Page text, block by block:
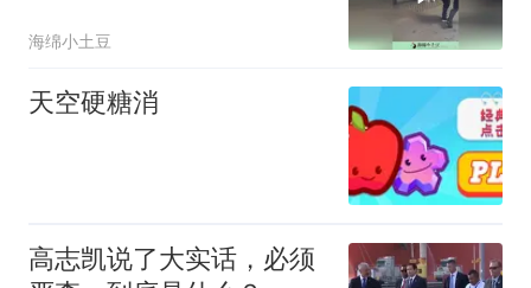
海绵小土豆
天空硬糖消
高志凯说了大实话，必须